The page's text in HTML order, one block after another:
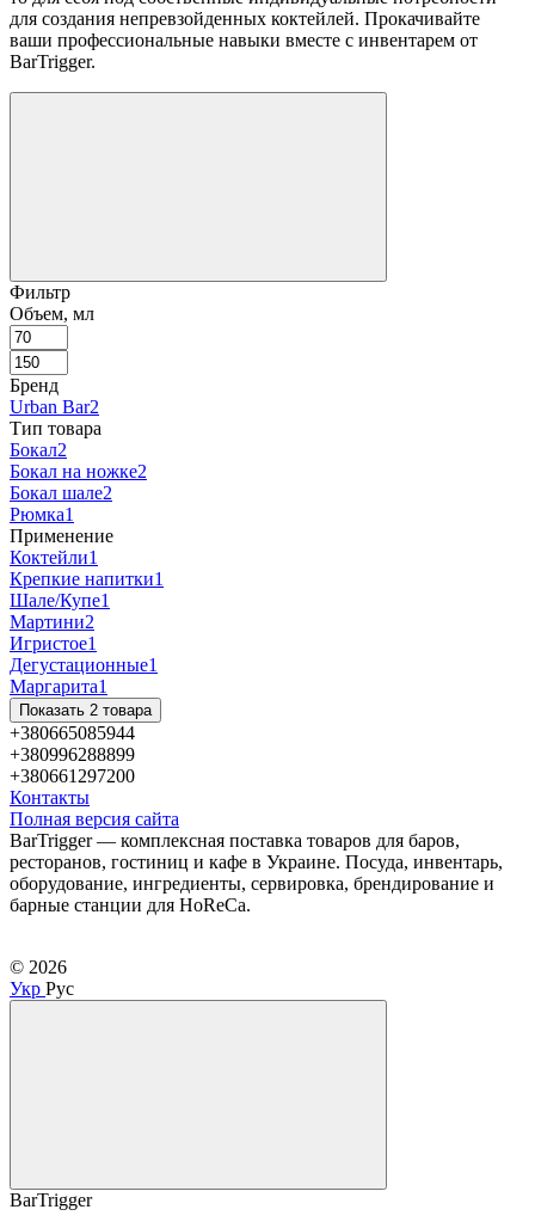
для создания непревзойденных коктейлей. Прокачивайте
ваши профессиональные навыки вместе с инвентарем от
BarTrigger.
Фильтр
Объем, мл
Бренд
Urban Bar2
Тип товара
Бокал2
Бокал на ножке2
Бокал шале2
Рюмка1
Применение
Коктейли1
Крепкие напитки1
Шале/Купе1
Мартини2
Игристое1
Дегустационные1
Маргарита1
Показать 2 товара
+380665085944
+380996288899
+380661297200
Контакты
Полная версия сайта
BarTrigger — комплексная поставка товаров для баров,
ресторанов, гостиниц и кафе в Украине. Посуда, инвентарь,
оборудование, ингредиенты, сервировка, брендирование и
барные станции для HoReCa.
© 2026
Укр Рус
BarTrigger